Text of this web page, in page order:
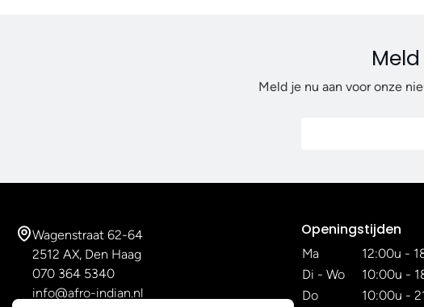
Meld je nu aan voor onze
Wagenstraat 62-64
2512 AX, Den Haag
070 364 5340
info@afro-indian.nl
Openingstijden
Ma
12:00u -
Di - Wo
10:00u -
Do
10:00u -